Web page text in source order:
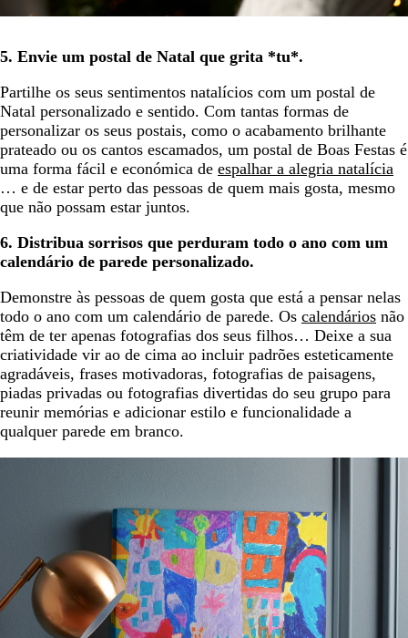
5. Envie um postal de Natal que grita *tu*.
Partilhe os seus sentimentos natalícios com um postal de
Natal personalizado e sentido. Com tantas formas de
personalizar os seus postais, como o acabamento brilhante
prateado ou os cantos escamados, um postal de Boas Festas é
uma forma fácil e económica de espalhar a alegria natalícia
… e de estar perto das pessoas de quem mais gosta, mesmo
que não possam estar juntos.
6. Distribua sorrisos que perduram todo o ano com um
calendário de parede personalizado.
Demonstre às pessoas de quem gosta que está a pensar nelas
todo o ano com um calendário de parede. Os calendários não
têm de ter apenas fotografias dos seus filhos… Deixe a sua
criatividade vir ao de cima ao incluir padrões esteticamente
agradáveis, frases motivadoras, fotografias de paisagens,
piadas privadas ou fotografias divertidas do seu grupo para
reunir memórias e adicionar estilo e funcionalidade a
qualquer parede em branco.